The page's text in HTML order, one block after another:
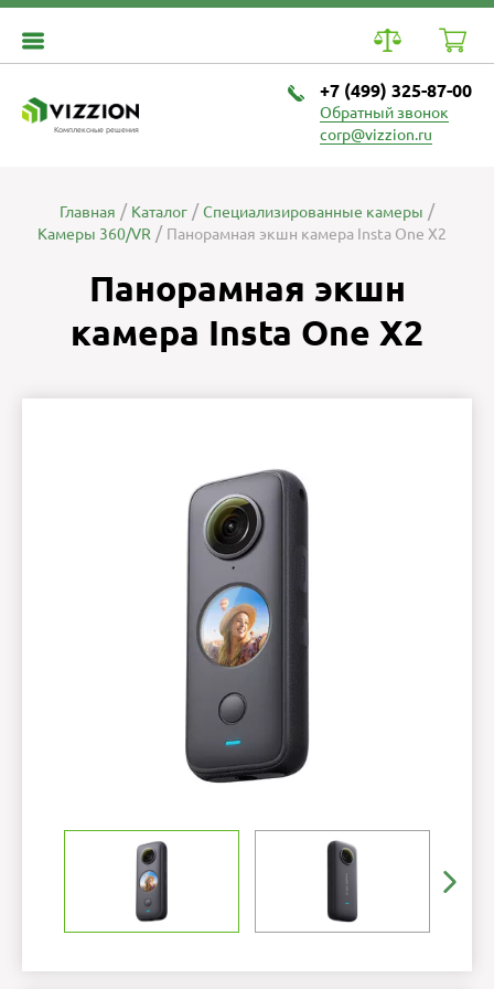
Комплексные решения
+7 (499) 325-87-00
Обратный звонок
corp@vizzion.ru
Главная Каталог
Специализированные камеры
Камеры 360/VR
Панорамная экшн камера Insta One X2
Панорамная экшн
камера Insta One X2